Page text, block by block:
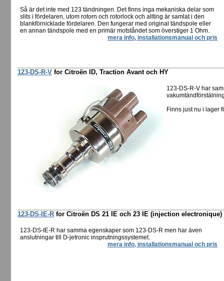
Så är det inte med 123 tändningen. Det finns inga mekaniska delar som
slits i fördelaren, utom rotorn och rotorlock och allting är samlat i den
blankförnicklade fördelaren. Den fungerar med original tändspole eller
en annan tändspole med en primär motståndet som överstiger 1 Ohm.
mera info, installationsmanual och pris
123-DS-R-V for Citroën ID, Traction Avant och HY
123-DS-R-V har
Finns just nu i lager
123-DS-IE-R for Citroën DS 21 IE och 23 IE (injection electronique)
123-DS-IE-R har samma egenskaper som 123-DS-R men har även
anslutningar till D-jetronic insprutningssystemet.
mera info, installationsmanual och pris